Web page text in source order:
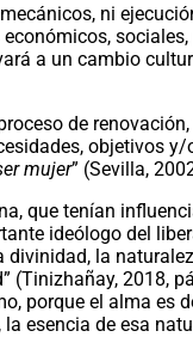
ni
a un cambio
de
objetivos
mujer” (Sevilla,
que tenían
ideólogo del
la
2018,
porque el alma es
esencia de esa